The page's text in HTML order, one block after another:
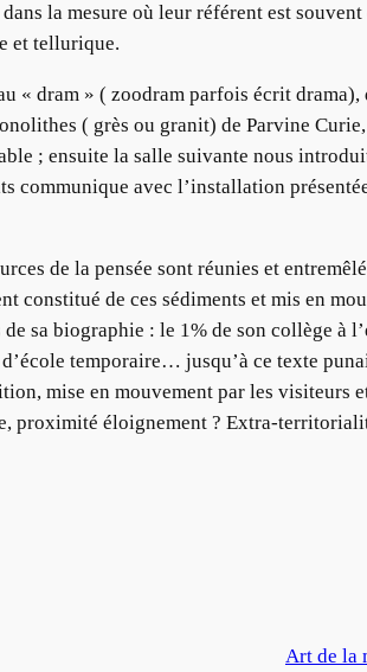
la mesure où leur référent est souvent
et tellurique.
« dram » ( zoodram parfois écrit
( grès ou granit) de Parvine
; ensuite la salle suivante nous
communique avec l’installation
de la pensée sont réunies et
de ces sédiments et mis en
sa biographie : le 1% de son collège à
temporaire… jusqu’à ce texte
mise en mouvement par les visiteurs
proximité éloignement ? Extra-
Art de la